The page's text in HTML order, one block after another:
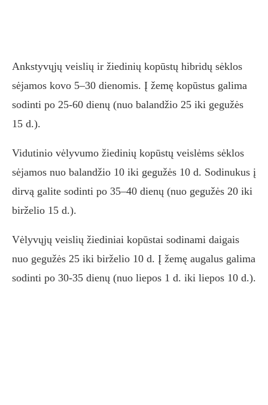
Ankstyvųjų veislių ir žiedinių kopūstų hibridų sėklos
sėjamos kovo 5–30 dienomis. Į žemę kopūstus galima
sodinti po 25-60 dienų (nuo balandžio 25 iki gegužės
15 d.).
Vidutinio vėlyvumo žiedinių kopūstų veislėms sėklos
sėjamos nuo balandžio 10 iki gegužės 10 d. Sodinukus į
dirvą galite sodinti po 35–40 dienų (nuo gegužės 20 iki
birželio 15 d.).
Vėlyvųjų veislių žiediniai kopūstai sodinami daigais
nuo gegužės 25 iki birželio 10 d. Į žemę augalus galima
sodinti po 30-35 dienų (nuo liepos 1 d. iki liepos 10 d.).